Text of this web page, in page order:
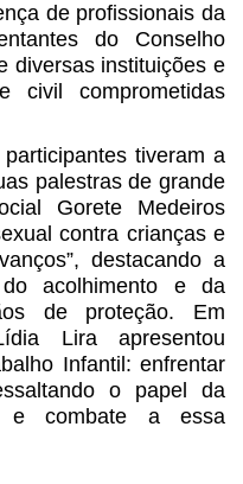
de profissionais da
do Conselho
diversas instituições e
civil comprometidas
tiveram a
palestras de grande
Gorete Medeiros
contra crianças e
destacando a
acolhimento e da
de proteção. Em
Lira apresentou
Infantil: enfrentar
o papel da
e combate a essa